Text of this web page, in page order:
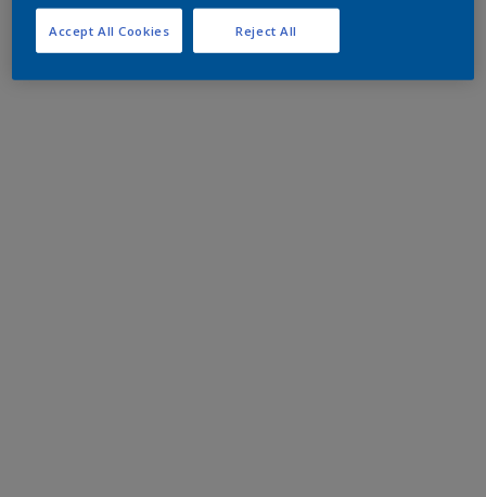
Reject All
Accept All Cookies